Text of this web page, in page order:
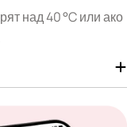
над 40 °C или ако